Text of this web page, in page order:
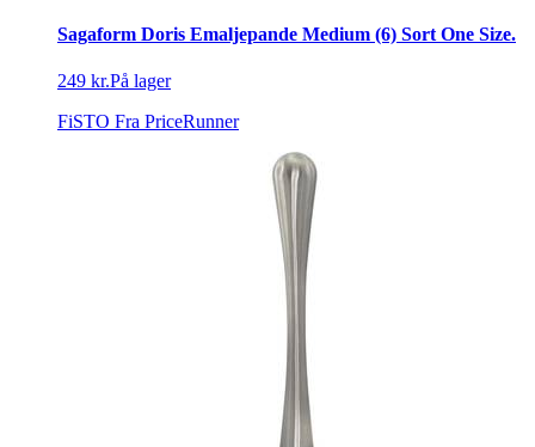
Sagaform Doris Emaljepande Medium (6) Sort One Size.
249 kr.På lager
FiSTO Fra PriceRunner